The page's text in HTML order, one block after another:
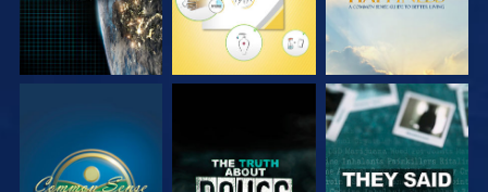
VE VE